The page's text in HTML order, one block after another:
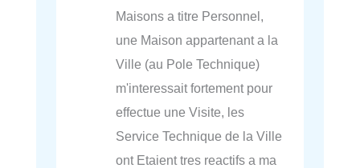
Maisons a titre Personnel,
une Maison appartenant a la
Ville (au Pole Technique)
m'interessait fortement pour
effectue une Visite, les
Service Technique de la Ville
ont Etaient tres reactifs a ma